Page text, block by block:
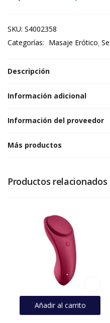
SKU: S4002358
Categorías: Masaje Erótico
Descripción
Información adicional
Información del proveedor
Más productos
Productos relacionados
Añadir al carrito